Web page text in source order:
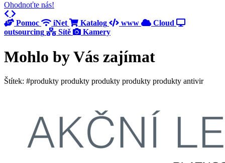
Ohodnoťte nás!
Previous
Pomoc
iNet Katalog www
Cloud
outsourcing
Sítě Kamery
Mohlo by Vás zajímat
Štítek: #produkty produkty produkty produkty produkty antivir